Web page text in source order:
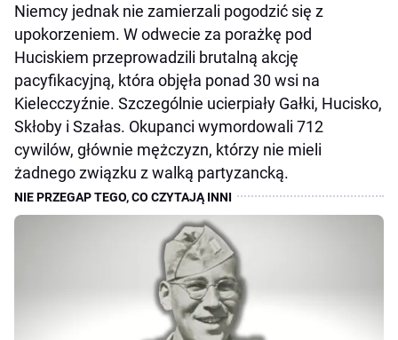
Niemcy jednak nie zamierzali pogodzić się z
upokorzeniem. W odwecie za porażkę pod
Huciskiem przeprowadzili brutalną akcję
pacyfikacyjną, która objęła ponad 30 wsi na
Kielecczyźnie. Szczególnie ucierpiały Gałki, Hucisko,
Skłoby i Szałas. Okupanci wymordowali 712
cywilów, głównie mężczyzn, którzy nie mieli
żadnego związku z walką partyzancką.